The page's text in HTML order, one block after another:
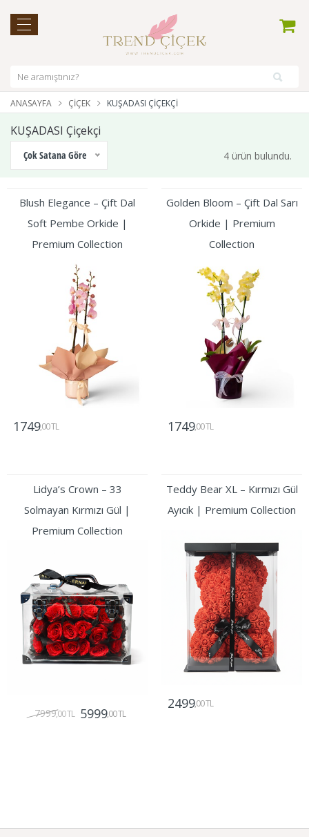
ANASAYFA ÇIÇEK KUŞADASI ÇIÇEKÇI
KUŞADASI Çiçekçi
Çok Satana Göre 4 ürün bulundu.
Blush Elegance – Çift Dal
Soft Pembe Orkide |
Premium Collection
1749,00 TL
Golden Bloom – Çift Dal Sarı
Orkide | Premium
Collection
1749,00 TL
Lidya’s Crown – 33
Solmayan Kırmızı Gül |
Premium Collection
7999,00 TL 5999,00 TL
Teddy Bear XL – Kırmızı Gül
Ayıcık | Premium Collection
2499,00 TL